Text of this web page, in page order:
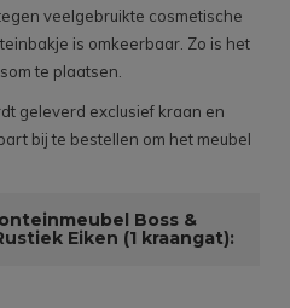
veelgebruikte cosmetische
is omkeerbaar. Zo is het
te plaatsen.
geleverd exclusief kraan en
bij te bestellen om het meubel
Boss &
Eiken (1 kraangat):